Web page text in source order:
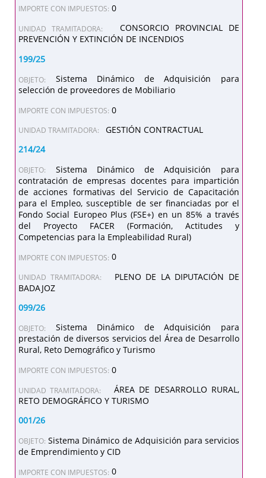
IMPORTE CON IMPUESTOS: 0
UNIDAD TRAMITADORA:
CONSORCIO PROVINCIAL DE
PREVENCIÓN Y EXTINCIÓN DE INCENDIOS
199/25
OBJETO:
Sistema Dinámico de Adquisición para
selección de proveedores de Mobiliario
IMPORTE CON IMPUESTOS: 0
UNIDAD TRAMITADORA:
GESTIÓN CONTRACTUAL
214/24
OBJETO:
Sistema Dinámico de Adquisición para
contratación de empresas docentes para impartición
de acciones formativas del Servicio de Capacitación
para el Empleo, susceptible de ser financiadas por el
Fondo Social Europeo Plus (FSE+) en un 85% a través
del Proyecto FACER (Formación, Actitudes y
Competencias para la Empleabilidad Rural)
IMPORTE CON IMPUESTOS: 0
UNIDAD TRAMITADORA:
PLENO DE LA DIPUTACIÓN DE
BADAJOZ
099/26
OBJETO:
Sistema Dinámico de Adquisición para
prestación de diversos servicios del Área de Desarrollo
Rural, Reto Demográfico y Turismo
IMPORTE CON IMPUESTOS: 0
UNIDAD TRAMITADORA:
ÁREA DE DESARROLLO RURAL,
RETO DEMOGRÁFICO Y TURISMO
001/26
OBJETO: Sistema Dinámico de Adquisición para servicios
de Emprendimiento y CID
IMPORTE CON IMPUESTOS: 0